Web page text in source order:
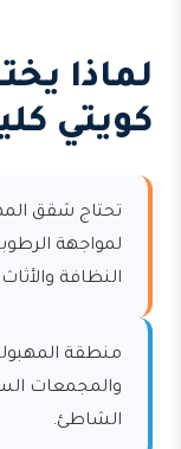
لماذا
كويتي
تحتاج شقق
لمواجهة
النظافة والأثاث.
منطقة
والمجمعات
الشاطئ.